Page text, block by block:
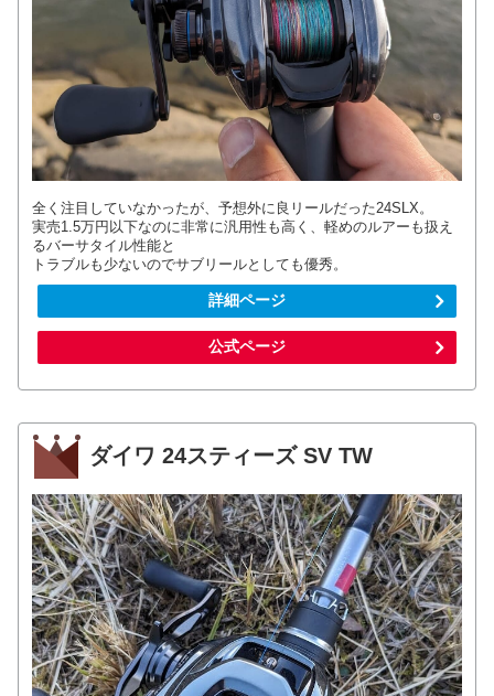
全く注目していなかったが、予想外に良リールだった24SLX。
実売1.5万円以下なのに非常に汎用性も高く、軽めのルアーも扱え
るバーサタイル性能と
トラブルも少ないのでサブリールとしても優秀。
詳細ページ
公式ページ
ダイワ 24スティーズ SV TW